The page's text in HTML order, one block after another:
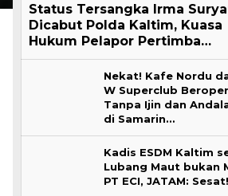
Status Tersangka Irma
Dicabut Polda Kaltim, Kuasa
Hukum Pelapor Pertimba…
Nekat! Kafe Nordu
W Superclub
Tanpa Ijin dan
di Samarin…
Kadis ESDM Kaltim
Lubang Maut bukan
PT ECI, JATAM: Sesat!